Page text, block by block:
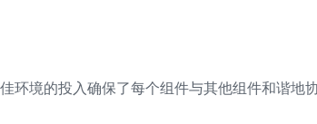
环境的投入确保了每个组件与其他组件和谐地